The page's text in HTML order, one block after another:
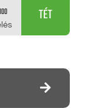
TÉT